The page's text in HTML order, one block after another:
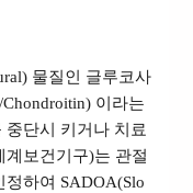
물질인 글루코사
이라는
중단시 키거나 치료
계보건기구)는 관절
하여 SADOA(Slo